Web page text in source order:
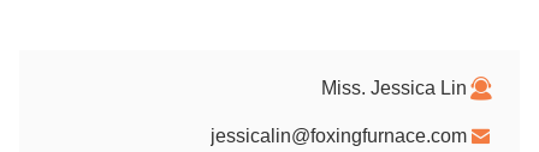
Miss. Jessica Lin
jessicalin@foxingfurnace.com